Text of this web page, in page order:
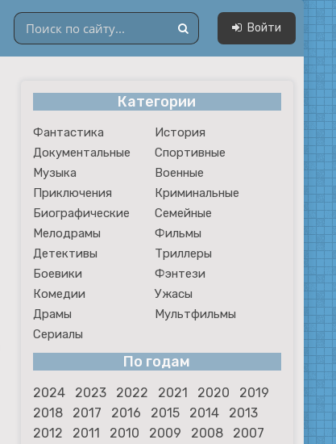
Мультфильмы
Сериалы
Войти
Категории
Фантастика
История
Документальные
Спортивные
Музыка
Военные
Приключения
Криминальные
Биографические
Семейные
Мелодрамы
Фильмы
Детективы
Триллеры
Боевики
Фэнтези
Комедии
Ужасы
Драмы
Мультфильмы
Сериалы
По годам
2024 2023 2022 2021 2020
2019
2018
2017 2016 2015 2014
2013
2012
2011 2010 2009 2008
2007